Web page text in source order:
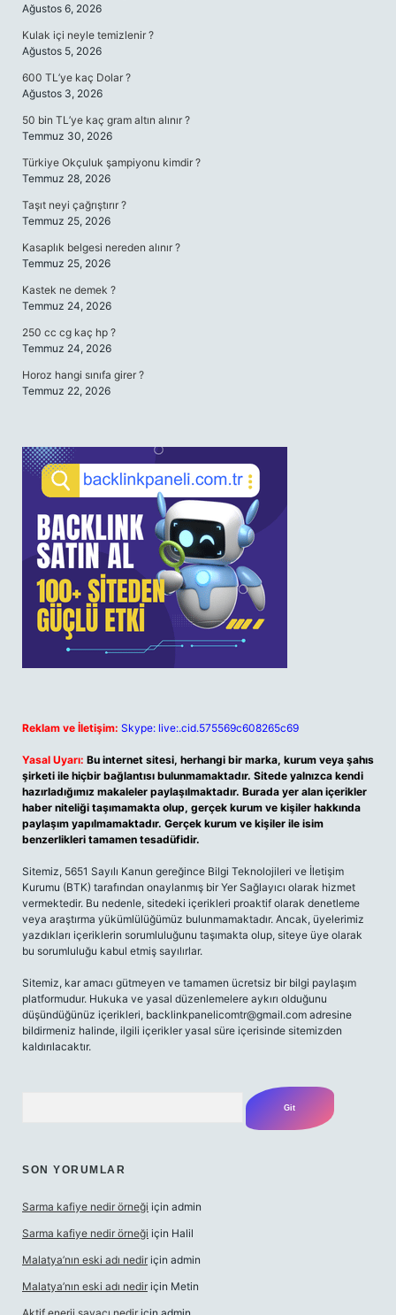
Ağustos 6, 2026
Kulak içi neyle temizlenir ?
Ağustos 5, 2026
600 TL’ye kaç Dolar ?
Ağustos 3, 2026
50 bin TL’ye kaç gram altın alınır ?
Temmuz 30, 2026
Türkiye Okçuluk şampiyonu kimdir ?
Temmuz 28, 2026
Taşıt neyi çağrıştırır ?
Temmuz 25, 2026
Kasaplık belgesi nereden alınır ?
Temmuz 25, 2026
Kastek ne demek ?
Temmuz 24, 2026
250 cc cg kaç hp ?
Temmuz 24, 2026
Horoz hangi sınıfa girer ?
Temmuz 22, 2026
Reklam ve İletişim: Skype: live:.cid.575569c608265c69
Yasal Uyarı: Bu internet sitesi, herhangi bir marka, kurum veya şahıs
şirketi ile hiçbir bağlantısı bulunmamaktadır. Sitede yalnızca kendi
hazırladığımız makaleler paylaşılmaktadır. Burada yer alan içerikler
haber niteliği taşımamakta olup, gerçek kurum ve kişiler hakkında
paylaşım yapılmamaktadır. Gerçek kurum ve kişiler ile isim
benzerlikleri tamamen tesadüfidir.
Sitemiz, 5651 Sayılı Kanun gereğince Bilgi Teknolojileri ve İletişim
Kurumu (BTK) tarafından onaylanmış bir Yer Sağlayıcı olarak hizmet
vermektedir. Bu nedenle, sitedeki içerikleri proaktif olarak denetleme
veya araştırma yükümlülüğümüz bulunmamaktadır. Ancak, üyelerimiz
yazdıkları içeriklerin sorumluluğunu taşımakta olup, siteye üye olarak
bu sorumluluğu kabul etmiş sayılırlar.
Sitemiz, kar amacı gütmeyen ve tamamen ücretsiz bir bilgi paylaşım
platformudur. Hukuka ve yasal düzenlemelere aykırı olduğunu
düşündüğünüz içerikleri, backlinkpanelicomtr@gmail.com adresine
bildirmeniz halinde, ilgili içerikler yasal süre içerisinde sitemizden
kaldırılacaktır.
SON YORUMLAR
Sarma kafiye nedir örneği için admin
Sarma kafiye nedir örneği için Halil
Malatya’nın eski adı nedir için admin
Malatya’nın eski adı nedir için Metin